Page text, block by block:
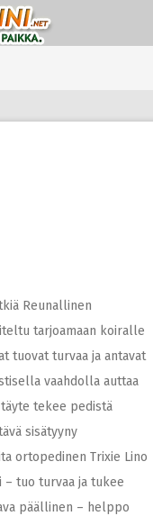
Reunallinen
tarjoamaan koiralle
tuovat turvaa ja antavat
vaahdolla auttaa
tekee pedistä
sisätyyny
ortopedinen Trixie Lino
– tuo turvaa ja tukee
päällinen – helppo